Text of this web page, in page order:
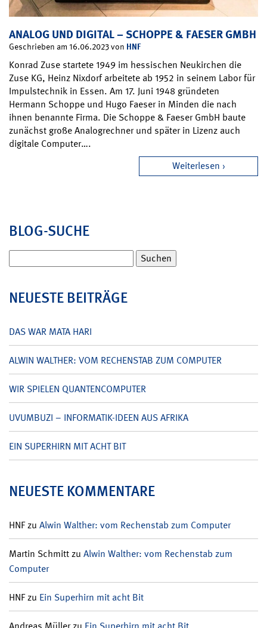
ANALOG UND DIGITAL – SCHOPPE & FAESER GMBH
Geschrieben am 16.06.2023 von HNF
Konrad Zuse startete 1949 im hessischen Neukirchen die
Zuse KG, Heinz Nixdorf arbeitete ab 1952 in seinem Labor für
Impulstechnik in Essen. Am 17. Juni 1948 gründeten
Hermann Schoppe und Hugo Faeser in Minden die nach
ihnen benannte Firma. Die Schoppe & Faeser GmbH baute
zunächst große Analogrechner und später in Lizenz auch
digitale Computer….
Weiterlesen
BLOG-SUCHE
nach:
NEUESTE BEITRÄGE
DAS WAR MATA HARI
ALWIN WALTHER: VOM RECHENSTAB ZUM COMPUTER
WIR SPIELEN QUANTENCOMPUTER
UVUMBUZI – INFORMATIK-IDEEN AUS AFRIKA
EIN SUPERHIRN MIT ACHT BIT
NEUESTE KOMMENTARE
HNFzu Alwin Walther: vom Rechenstab zum Computer
Martin Schmittzu Alwin Walther: vom Rechenstab zum
Computer
HNFzu Ein Superhirn mit acht Bit